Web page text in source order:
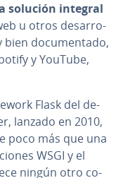
solución integral
u otros de­sa­rro­
bien do­cu­me­n­ta­do,
y YouTube,
Flask del de­
lanzado en 2010,
poco más que una
WSGI y el
ningún otro co­